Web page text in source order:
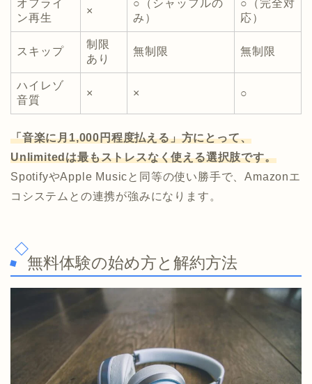
オフライ
ン再生
×
○（シャッフルの
み）
○（完全対
応）
スキップ
制限
あり
無制限 無制限
ハイレゾ
音質
× × ○
「音楽に月1,000円程度払える」方にとって、
Unlimitedは最もストレスなく使える選択肢です。
SpotifyやApple Musicと同等の使い勝手で、Amazonエ
コシステムとの連携が強みになります。
無料体験の始め方と解約方法